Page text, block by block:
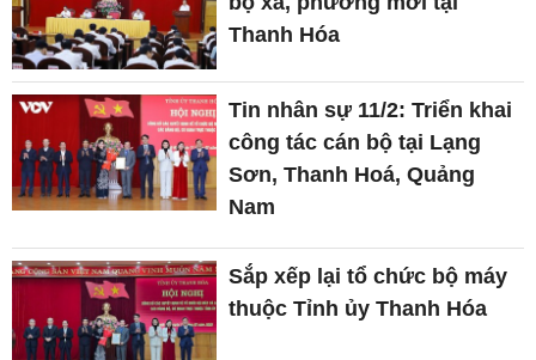
Thanh Hóa
Tin nhân sự 11/2: Triển khai
công tác cán bộ tại Lạng
Sơn, Thanh Hoá, Quảng
Nam
Sắp xếp lại tổ chức bộ máy
thuộc Tỉnh ủy Thanh Hóa